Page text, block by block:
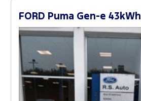
FORD Puma Gen-e 43kWh